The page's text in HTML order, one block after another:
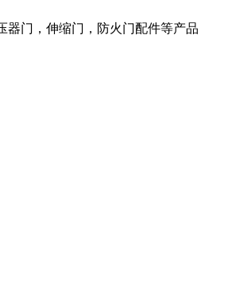
器门，伸缩门，防火门配件等产品